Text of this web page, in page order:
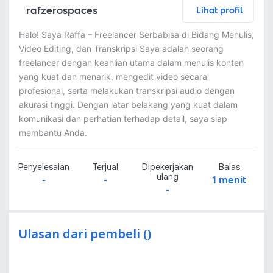
rafzerospaces Lihat profil
Halo! Saya Raffa – Freelancer Serbabisa di Bidang Menulis,
Video Editing, dan Transkripsi Saya adalah seorang
freelancer dengan keahlian utama dalam menulis konten
yang kuat dan menarik, mengedit video secara
profesional, serta melakukan transkripsi audio dengan
akurasi tinggi. Dengan latar belakang yang kuat dalam
komunikasi dan perhatian terhadap detail, saya siap
membantu Anda.
Penyelesaian
-
Terjual
-
Dipekerjakan
ulang
-
Balas
1 menit
Ulasan dari pembeli ()